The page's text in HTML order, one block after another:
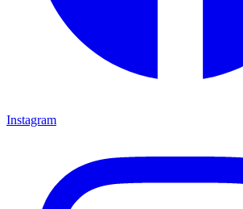
Instagram